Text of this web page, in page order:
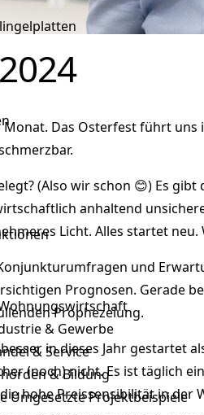
& Gewerbe
& Service
& Bildung
Umgesetzte Projektbeispiele
Das Osterfest führt
(Also wir schon 😊) Es gibt
anhaltend
Licht. Alles startet
und
Prognosen. Gerade
Prophezeiung.
in dieses Jahr gestartet
(noch) nicht. Es ist
hohe Preissensibilität in